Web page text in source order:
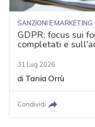
SANZIONI E MARKETING
GDPR: focus sui
completati e
31 Lug 2026
di Tania Orrù
Condividi